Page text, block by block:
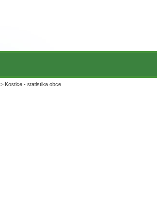
> Kostice - statistika obce